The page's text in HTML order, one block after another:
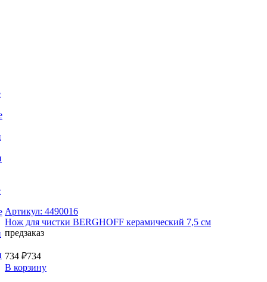
Артикул: 4490016
Нож для чистки BERGHOFF керамический 7,5 см
предзаказ
734 ₽734
В корзину